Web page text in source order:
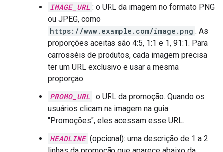
IMAGE_URL : o URL da imagem no formato PNG
ou JPEG, como
https://www.example.com/image.png . As
proporções aceitas são 4:5, 1:1 e 1, 91:1. Para
carrosséis de produtos, cada imagem precisa
ter um URL exclusivo e usar a mesma
proporção.
PROMO_URL : o URL da promoção. Quando os
usuários clicam na imagem na guia
"Promoções", eles acessam esse URL.
HEADLINE (opcional): uma descrição de 1 a 2
linhas da promoção que aparece abaixo da